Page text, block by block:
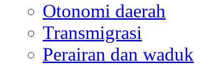
Otonomi daerah
Transmigrasi
Perairan dan waduk